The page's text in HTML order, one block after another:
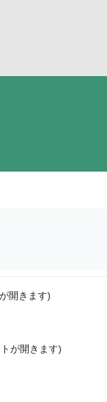
開きます)
が開きます)